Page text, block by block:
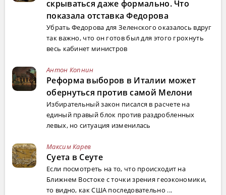
скрываться даже формально. Что
показала отставка Федорова
Убрать Федорова для Зеленского оказалось вдруг
так важно, что он готов был для этого грохнуть
весь кабинет министров
Антон Копнин
Реформа выборов в Италии может
обернуться против самой Мелони
Избирательный закон писался в расчете на
единый правый блок против раздробленных
левых, но ситуация изменилась
Максим Карев
Суета в Сеуте
Если посмотреть на то, что происходит на
Ближнем Востоке с точки зрения геоэкономики,
то видно, как США последовательно ...